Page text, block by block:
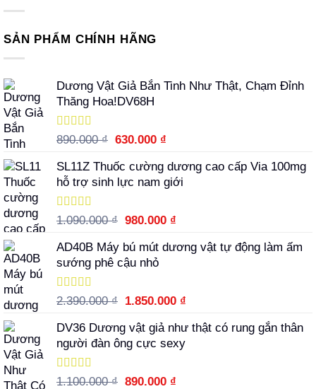
SẢN PHẨM CHÍNH HÃNG
Dương Vật Giả Bắn Tinh Như Thật, Chạm Đỉnh
Thăng Hoa!DV68H
Được xếp
sao
890.000₫ Giá
là:
890.000 ₫.
630.000 ₫
tại
là:
SL11Z Thuốc cường dương cao cấp Via 100mg
hỗ trợ sinh lực nam giới
Được xếp
sao
1.090.000₫ Giá
là:
1.090.000 ₫.
980.000 ₫
tại
AD40B Máy bú mút dương vật tự động làm ấm
sướng phê cậu nhỏ
Được xếp
sao
2.390.000₫ Giá
là:
2.390.000 ₫.
1.850.000 ₫
tại
DV36 Dương vật giả như thật có rung gắn thân
người đàn ông cực sexy
Được xếp
1.100.000₫ Giá
890.000 ₫